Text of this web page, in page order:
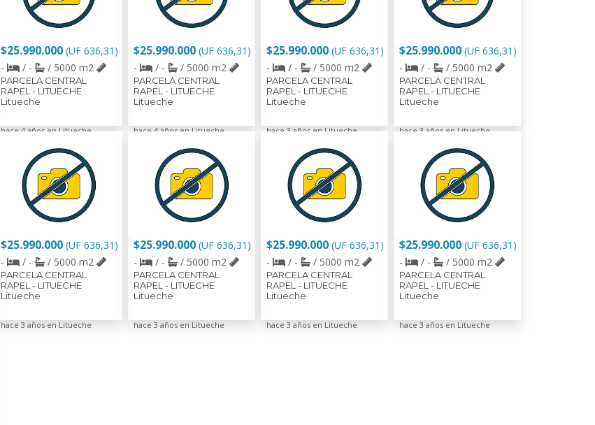
$25.990.000 (UF 636,31)
-
/ - / 5000 m2
PARCELA CENTRAL
RAPEL - LITUECHE
Litueche
hace 4 años en Litueche
$25.990.000 (UF 636,31)
-
/ - / 5000 m2
PARCELA CENTRAL
RAPEL - LITUECHE
Litueche
hace 4 años en Litueche
$25.990.000 (UF 636,31)
-
/ - / 5000 m2
PARCELA CENTRAL
RAPEL - LITUECHE
Litueche
hace 3 años en Litueche
$25.990.000 (UF 636,31)
-
/ - / 5000 m2
PARCELA CENTRAL
RAPEL - LITUECHE
Litueche
hace 3 años en Litueche
$25.990.000 (UF 636,31)
-
/ - / 5000 m2
PARCELA CENTRAL
RAPEL - LITUECHE
Litueche
hace 3 años en Litueche
$25.990.000 (UF 636,31)
-
/ - / 5000 m2
PARCELA CENTRAL
RAPEL - LITUECHE
Litueche
hace 3 años en Litueche
$25.990.000 (UF 636,31)
-
/ - / 5000 m2
PARCELA CENTRAL
RAPEL - LITUECHE
Litueche
hace 3 años en Litueche
$25.990.000 (UF 636,31)
-
/ - / 5000 m2
PARCELA CENTRAL
RAPEL - LITUECHE
Litueche
hace 3 años en Litueche